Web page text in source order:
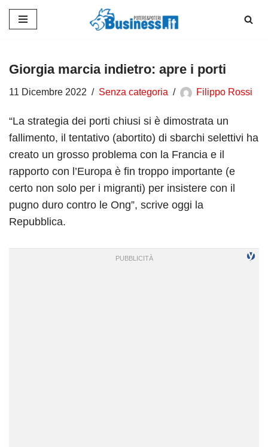
contenuto
Giorgia marcia indietro: apre i porti
11 Dicembre 2022 Senza categoria Filippo Rossi
“La strategia dei porti chiusi si è dimostrata un
fallimento, il tentativo (abortito) di sbarchi selettivi ha
creato un grosso problema con la Francia e il
rapporto con l’Europa è fin troppo importante (e
certo non solo per i migranti) per insistere con il
pugno duro contro le Ong”, scrive oggi la
Repubblica.